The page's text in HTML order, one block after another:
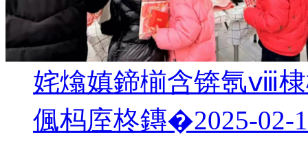
姹熻嫃鍗椾含锛氬ⅷ
偑杩庢柊鏄�2025-02-